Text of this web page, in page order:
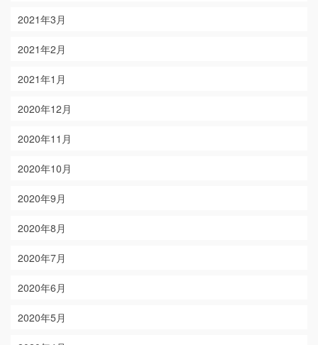
2021年3月
2021年2月
2021年1月
2020年12月
2020年11月
2020年10月
2020年9月
2020年8月
2020年7月
2020年6月
2020年5月